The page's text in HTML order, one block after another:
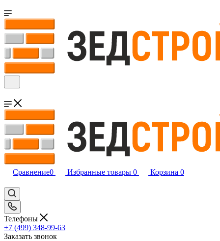
Сравнение0 Избранные товары 0 Корзина 0
Телефоны
+7 (499) 348-99-63
Заказать звонок